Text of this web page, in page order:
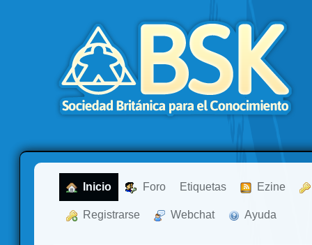
Inicio Foro Etiquetas Ezine
Registrarse Webchat Ayuda